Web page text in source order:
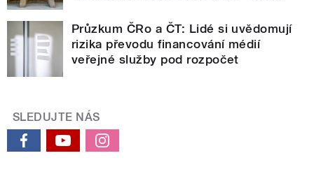
Průzkum ČRo a ČT: Lidé si uvědomují
rizika převodu financování médií
veřejné služby pod rozpočet
SLEDUJTE NÁS